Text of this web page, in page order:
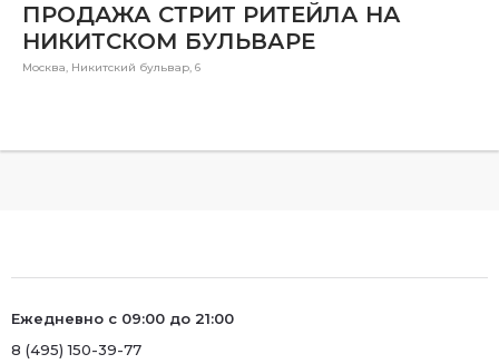
Район
Район
ПРОДАЖА СТРИТ РИТЕЙЛА НА
НИКИТСКОМ БУЛЬВАРЕ
Москва, Никитский бульвар, 6
Ежедневно с 09:00 до 21:00
8 (495) 150-39-77